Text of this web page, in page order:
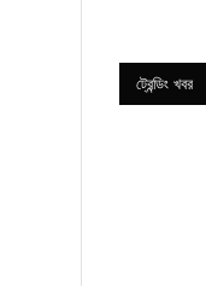
ট্রেন্ডিং খবর